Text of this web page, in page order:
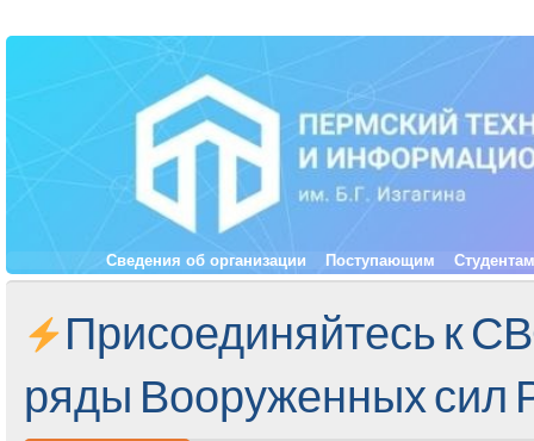
Сведения об организации Поступающим Студентам
Присоединяйтесь к
ряды Вооруженных сил